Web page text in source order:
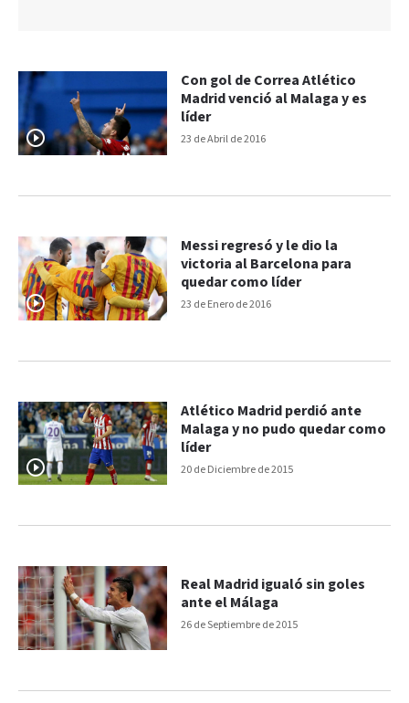
23 de Abril de 2016
Con gol de Correa Atlético
Madrid venció al Malaga y es
líder
23 de Enero de 2016
Messi regresó y le dio la
victoria al Barcelona para
quedar como líder
20 de Diciembre de 2015
Atlético Madrid perdió ante
Malaga y no pudo quedar como
líder
26 de Septiembre de 2015
Real Madrid igualó sin goles
ante el Málaga